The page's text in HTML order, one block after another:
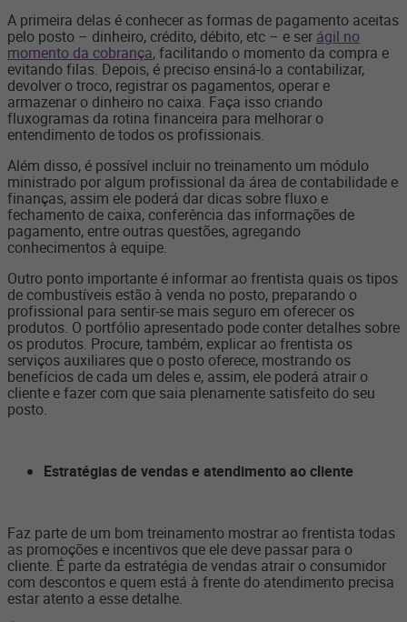
A primeira delas é conhecer as formas de pagamento aceitas
pelo posto – dinheiro, crédito, débito, etc – e ser ágil no
momento da cobrança, facilitando o momento da compra e
evitando filas. Depois, é preciso ensiná-lo a contabilizar,
devolver o troco, registrar os pagamentos, operar e
armazenar o dinheiro no caixa. Faça isso criando
fluxogramas da rotina financeira para melhorar o
entendimento de todos os profissionais.
Além disso, é possível incluir no treinamento um módulo
ministrado por algum profissional da área de contabilidade e
finanças, assim ele poderá dar dicas sobre fluxo e
fechamento de caixa, conferência das informações de
pagamento, entre outras questões, agregando
conhecimentos à equipe.
Outro ponto importante é informar ao frentista quais os tipos
de combustíveis estão à venda no posto, preparando o
profissional para sentir-se mais seguro em oferecer os
produtos. O portfólio apresentado pode conter detalhes sobre
os produtos. Procure, também, explicar ao frentista os
serviços auxiliares que o posto oferece, mostrando os
benefícios de cada um deles e, assim, ele poderá atrair o
cliente e fazer com que saia plenamente satisfeito do seu
posto.
Estratégias de vendas e atendimento ao cliente
Faz parte de um bom treinamento mostrar ao frentista todas
as promoções e incentivos que ele deve passar para o
cliente. É parte da estratégia de vendas atrair o consumidor
com descontos e quem está à frente do atendimento precisa
estar atento a esse detalhe.